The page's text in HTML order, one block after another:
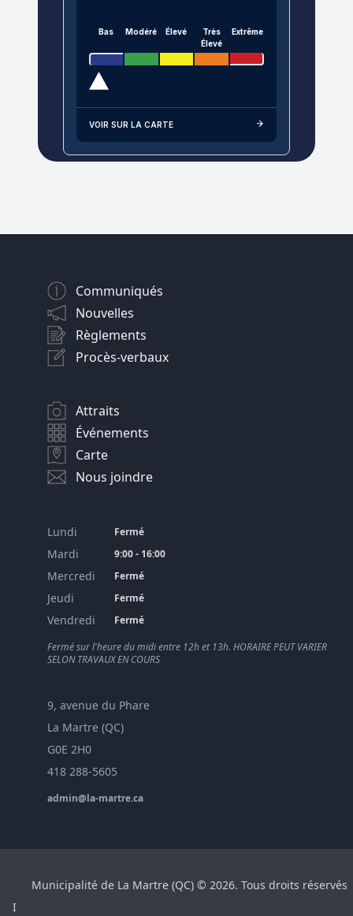
Bas Modéré Élevé
Très
Élevé
Extrême
VOIR SUR LA CARTE
Communiqués
Nouvelles
Règlements
Procès-verbaux
Attraits
Événements
Carte
Nous joindre
Lundi Fermé
Mardi 9:00 - 16:00
Mercredi Fermé
Jeudi Fermé
Vendredi
Fermé
Fermé sur l'heure du midi entre 12h et 13h. HORAIRE PEUT VARIER
SELON TRAVAUX EN COURS
9, avenue du Phare
La Martre (QC)
G0E 2H0
418 288-5605
admin@la-martre.ca
Municipalité de La Martre (QC) © 2026. Tous droits réservés
I